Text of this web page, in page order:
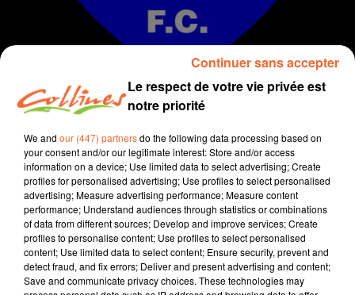
Infos
2 décembre 2021 - 11 min 38 sec
JOURNAL DU JEUDI 02 DECEMBRE ( MIDI )
Patrice Bémanangy
L'info près de chez vous.
Mickaël Hanouna directeur du club des Chamois
Le respect de votre vie privée est
notre priorité
We and our (447) partnersdo the following data processing based on
your consent and/or our legitimate interest: Store and/or access
information on a device; Use limited data to select advertising; Create
profiles for personalised advertising; Use profiles to select personalised
advertising; Measure advertising performance; Measure content
performance; Understand audiences through statistics or combinations
of data from different sources; Develop and improve services; Create
profiles to personalise content; Use profiles to select personalised
content; Use limited data to select content; Ensure security, prevent and
detect fraud, and fix errors; Deliver and present advertising and content;
Save and communicate privacy choices. These technologies may
Continuer sans accepter